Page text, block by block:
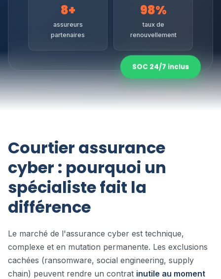
8+
assureurs
partenaires
98%
taux de
renouvellement
SOC 24/7 inclus
Courtier assurance
cyber : pourquoi un
spécialiste fait la
différence
Le marché de l'assurance cyber est technique,
complexe et en mutation permanente. Les exclusions
cachées (ransomware, social engineering, supply
chain) peuvent rendre un contrat inutile au moment